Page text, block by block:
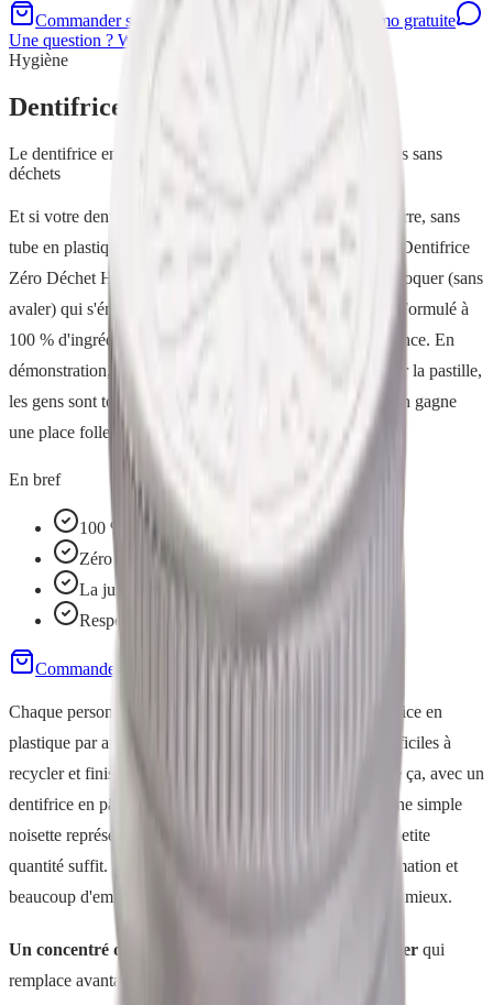
Commander sur la boutique
Demander une demo gratuite
Une question ? WhatsApp
Hygiène
Dentifrice Naturel
Le dentifrice en flacon rechargeable pour des dents saines sans
déchets
Et si votre dentifrice tenait dans un tout petit flacon en verre, sans
tube en plastique et sans une goutte d'eau ? Les Pastilles Dentifrice
Zéro Déchet H2O at Home, c'est un dentifrice solide à croquer (sans
avaler) qui s'émulsionne au contact de la brosse à dents. Formulé à
100 % d'ingrédients d'origine naturelle et fabriqué en France. En
démonstration, quand je fais découvrir le geste de croquer la pastille,
les gens sont toujours surpris : ça mousse, ça nettoie, et on gagne
une place folle dans la trousse de toilette.
En bref
100 % d'origine naturelle
Zéro déchet
La juste dose, sans gaspillage
Respecte l'émail
Commander Demo gratuite
Chaque personne jette en moyenne 3 à 4 tubes de dentifrice en
plastique par an. Ces tubes, souvent composites, sont difficiles à
recycler et finissent presque tous à la poubelle. À côté de ça, avec un
dentifrice en pâte, on a vite tendance à en mettre trop : une simple
noisette représente environ 1 ml, alors qu'une bien plus petite
quantité suffit. Résultat : du gaspillage, de la surconsommation et
beaucoup d'emballages plastique. On peut vraiment faire mieux.
Un concentré de dentifrice solide, en pastilles à croquer qui
remplace avantageusement le tube classique.